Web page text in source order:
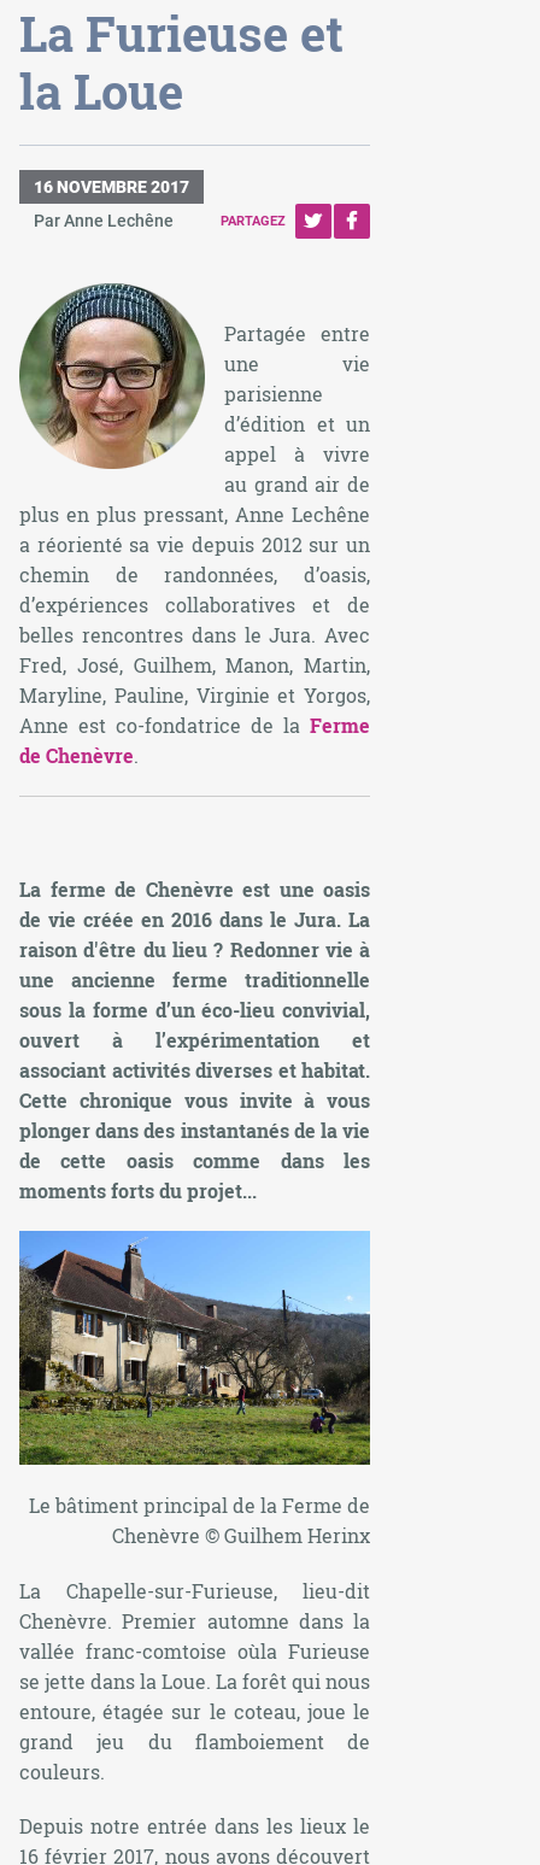
La Furieuse et
la Loue
16 NOVEMBRE 2017
Par Anne Lechêne
PARTAGEZ
Partagée entre
une vie
parisienne
d’édition et un
appel à vivre
au grand air de
plus en plus pressant, Anne Lechêne
a réorienté sa vie depuis 2012 sur un
chemin de randonnées, d’oasis,
d’expériences collaboratives et de
belles rencontres dans le Jura. Avec
Fred, José, Guilhem, Manon, Martin,
Maryline, Pauline, Virginie et Yorgos,
Anne est co-fondatrice de laFerme
de Chenèvre.
La ferme de Chenèvre est une oasis
de vie créée en 2016 dans le Jura. La
raison d'être du lieu ? Redonner vie à
une ancienne ferme traditionnelle
sous la forme d’un éco-lieu convivial,
ouvert à l’expérimentation et
associant activités diverses et habitat.
Cette chronique vous invite à vous
plonger dans des instantanés de la vie
de cette oasis comme dans les
moments forts du projet...
Le bâtiment principal de la Ferme de
Chenèvre © Guilhem Herinx
La Chapelle-sur-Furieuse, lieu-dit
Chenèvre. Premier automne dans la
vallée franc-comtoise oùla Furieuse
se jette dans la Loue. La forêt qui nous
entoure, étagée sur le coteau, joue le
grand jeu du flamboiement de
couleurs.
Depuis notre entrée dans les lieux le
16 février 2017, nous avons découvert